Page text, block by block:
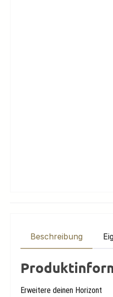
Beschreibung
Erweitere deinen Horizont